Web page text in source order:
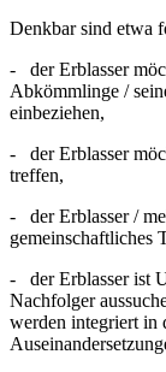
Denkbar sind etwa
- der Erblasser
Abkömmlinge /
einbeziehen,
- der Erblasser
treffen,
- der Erblasser /
gemeinschaftliches
- der Erblasser ist
Nachfolger
werden integriert in